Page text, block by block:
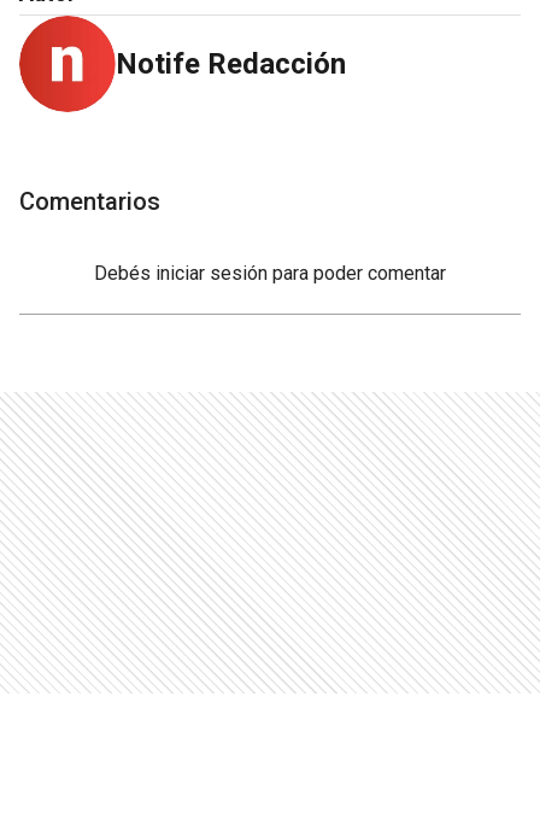
Notife Redacción
Comentarios
Debés iniciar sesión para poder comentar